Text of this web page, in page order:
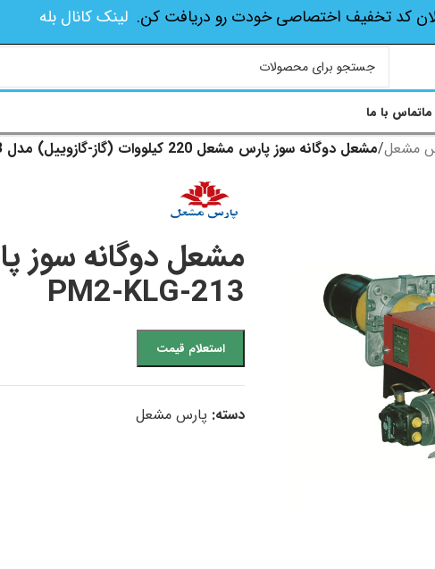
کد تخفیف اختصاصی‌ خودت رو دریافت کن. لینک کانال بله
ماتماس با ما
مشعل/مشعل دوگانه سوز پارس مشعل 220 کیلووات (گاز-گازوییل) مدل PM2-KLG-213
PM2-KLG-213
استعلام قیمت
دسته: پارس مشعل